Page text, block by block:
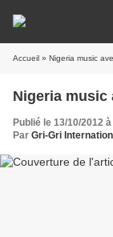
Accueil » Nigeria music
Nigeria music
Publié le 13/10/2012
Par Gri-Gri International,